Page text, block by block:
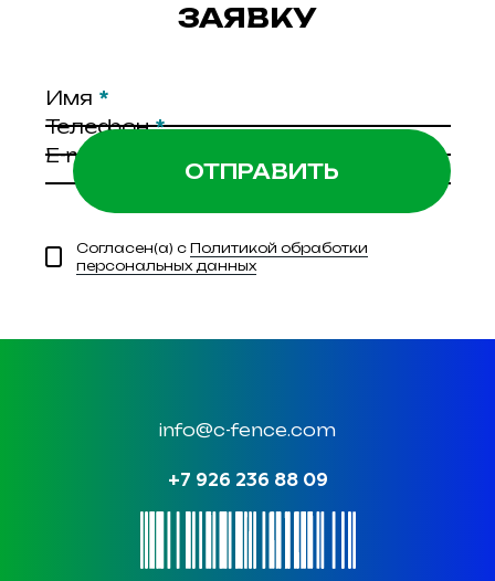
ЗАЯВКУ
Имя *
Телефон*
E-mail
Согласен(а) сПолитикой обработки
персональных данных
info@c-fence.com
+7 926 236 88 09